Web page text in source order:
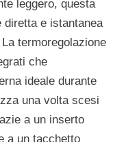
leggero, questa
diretta e istantanea
termoregolazione
che
ideale durante
una volta scesi
a un inserto
a un tacchetto